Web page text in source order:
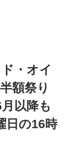
・オイ
額祭り
以降も
日の16時